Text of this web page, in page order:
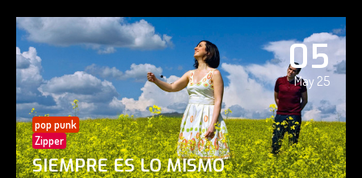
05
May 25
pop punk
Zipper
SIEMPRE ES LO MISMO